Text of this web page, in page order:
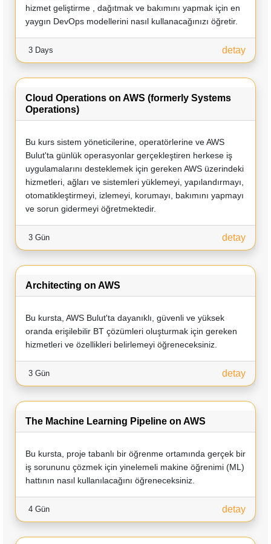
hizmet geliştirme , dağıtmak ve bakımını yapmak için en
yaygın DevOps modellerini nasıl kullanacağınızı öğretir.
3 Days detay
Cloud Operations on AWS (formerly Systems
Operations)
Bu kurs sistem yöneticilerine, operatörlerine ve AWS
Bulut'ta günlük operasyonlar gerçekleştiren herkese iş
uygulamalarını desteklemek için gereken AWS üzerindeki
hizmetleri, ağları ve sistemleri yüklemeyi, yapılandırmayı,
otomatikleştirmeyi, izlemeyi, korumayı, bakımını yapmayı
ve sorun gidermeyi öğretmektedir.
3 Gün detay
Architecting on AWS
Bu kursta, AWS Bulut'ta dayanıklı, güvenli ve yüksek
oranda erişilebilir BT çözümleri oluşturmak için gereken
hizmetleri ve özellikleri belirlemeyi öğreneceksiniz.
3 Gün detay
The Machine Learning Pipeline on AWS
Bu kursta, proje tabanlı bir öğrenme ortamında gerçek bir
iş sorununu çözmek için yinelemeli makine öğrenimi (ML)
hattının nasıl kullanılacağını öğreneceksiniz.
4 Gün detay